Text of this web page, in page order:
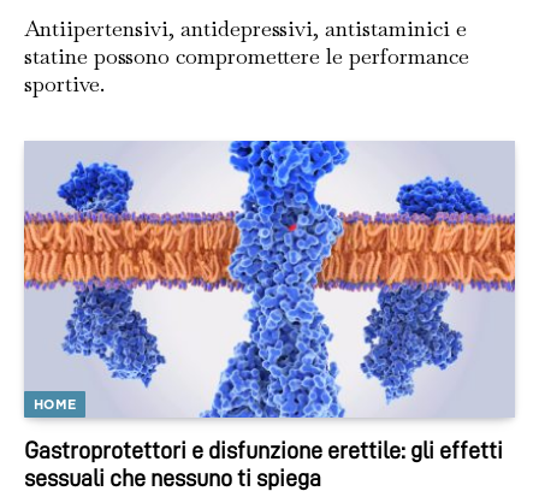
Antiipertensivi, antidepressivi, antistaminici e
statine possono compromettere le performance
sportive.
HOME
Gastroprotettori e disfunzione erettile: gli effetti
sessuali che nessuno ti spiega